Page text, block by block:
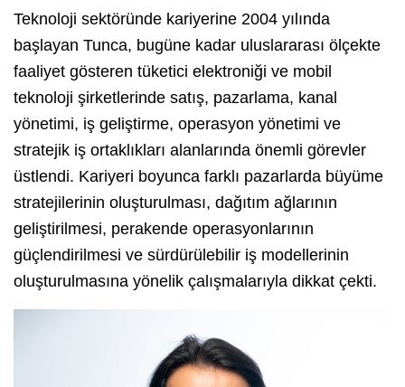
Teknoloji sektöründe kariyerine 2004 yılında
başlayan Tunca, bugüne kadar uluslararası ölçekte
faaliyet gösteren tüketici elektroniği ve mobil
teknoloji şirketlerinde satış, pazarlama, kanal
yönetimi, iş geliştirme, operasyon yönetimi ve
stratejik iş ortaklıkları alanlarında önemli görevler
üstlendi. Kariyeri boyunca farklı pazarlarda büyüme
stratejilerinin oluşturulması, dağıtım ağlarının
geliştirilmesi, perakende operasyonlarının
güçlendirilmesi ve sürdürülebilir iş modellerinin
oluşturulmasına yönelik çalışmalarıyla dikkat çekti.